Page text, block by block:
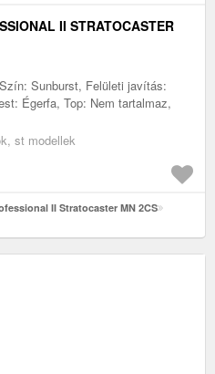
II STRATOCASTER
Sunburst, Felületi javítás:
Égerfa, Top: Nem tartalmaz,
st modellek
II Stratocaster MN 2CS